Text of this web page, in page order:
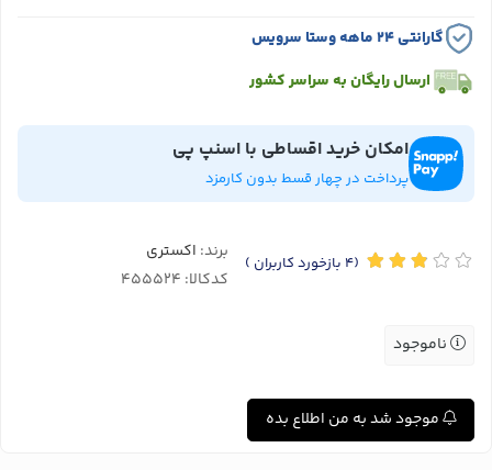
گارانتی ۲۴ ماهه وستا سرویس
ارسال رایگان به سراسر کشور
امکان خرید اقساطی با اسنپ پی
پرداخت در چهار قسط بدون کارمزد
(4 بازخورد کاربران ) برند: اکستری
کدکالا:
ناموجود
موجود شد به من اطلاع بده